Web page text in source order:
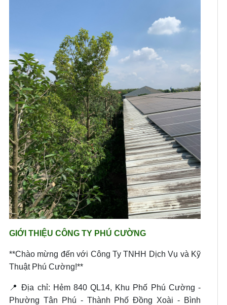
GIỚI THIỆU CÔNG TY PHÚ CƯỜNG
**Chào mừng đến với Công Ty TNHH Dịch Vụ và Kỹ
Thuật Phú Cường!**
📍 Địa chỉ: Hẻm 840 QL14, Khu Phố Phú Cường -
Phường Tân Phú - Thành Phố Đồng Xoài - Bình